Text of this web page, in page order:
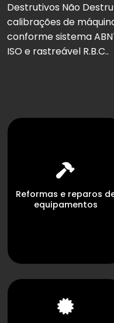
Destrutivos Não
calibrações de
conforme sistema
ISO e rastreável R.B.C..
Reformas e reparos
equipamentos